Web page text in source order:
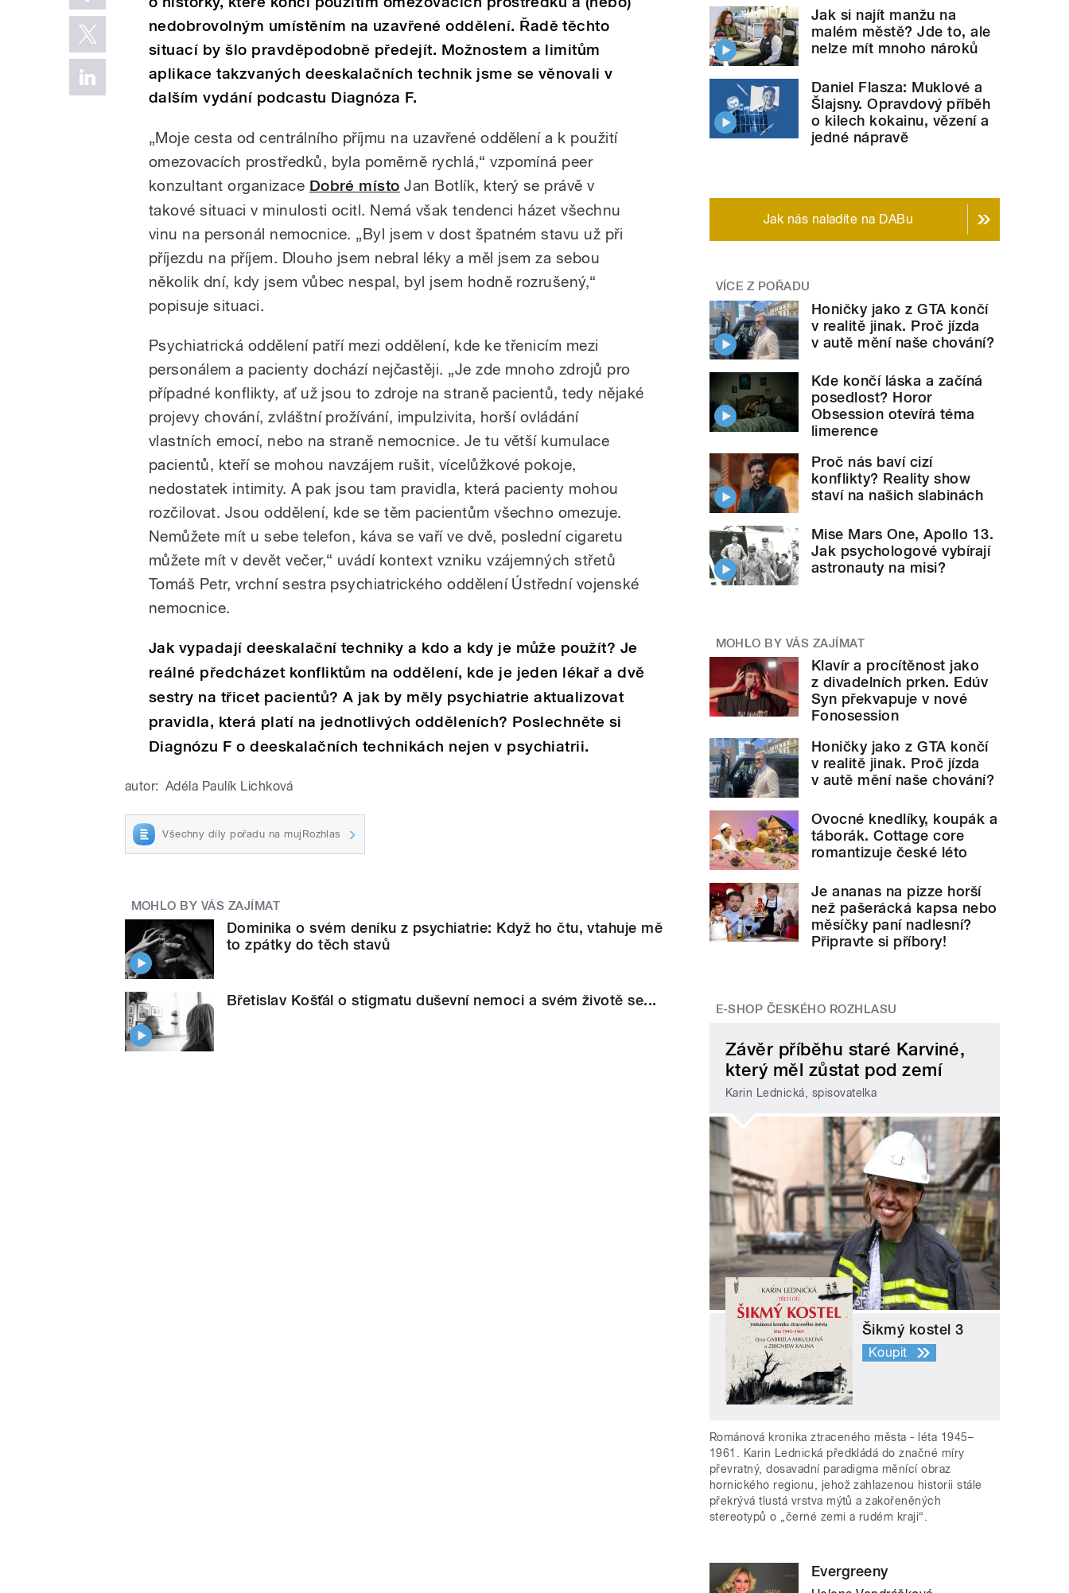
nedobrovolným umístěním na uzavřené oddělení. Řadě těchto
situací by šlo pravděpodobně předejít. Možnostem a limitům
aplikace takzvaných deeskalačních technik jsme se věnovali v
dalším vydání podcastu Diagnóza F.
„Moje cesta od centrálního příjmu na uzavřené oddělení a k použití
omezovacích prostředků, byla poměrně rychlá,“ vzpomíná peer
konzultant organizace Dobré místo Jan Botlík, který se právě v
takové situaci v minulosti ocitl. Nemá však tendenci házet všechnu
vinu na personál nemocnice. „Byl jsem v dost špatném stavu už při
příjezdu na příjem. Dlouho jsem nebral léky a měl jsem za sebou
několik dní, kdy jsem vůbec nespal, byl jsem hodně rozrušený,“
popisuje situaci.
Psychiatrická oddělení patří mezi oddělení, kde ke třenicím mezi
personálem a pacienty dochází nejčastěji. „Je zde mnoho zdrojů pro
případné konflikty, ať už jsou to zdroje na straně pacientů, tedy nějaké
projevy chování, zvláštní prožívání, impulzivita, horší ovládání
vlastních emocí, nebo na straně nemocnice. Je tu větší kumulace
pacientů, kteří se mohou navzájem rušit, vícelůžkové pokoje,
nedostatek intimity. A pak jsou tam pravidla, která pacienty mohou
rozčilovat. Jsou oddělení, kde se těm pacientům všechno omezuje.
Nemůžete mít u sebe telefon, káva se vaří ve dvě, poslední cigaretu
můžete mít v devět večer,“ uvádí kontext vzniku vzájemných střetů
Tomáš Petr, vrchní sestra psychiatrického oddělení Ústřední vojenské
nemocnice.
Jak vypadají deeskalační techniky a kdo a kdy je může použít? Je
reálné předcházet konfliktům na oddělení, kde je jeden lékař a dvě
sestry na třicet pacientů? A jak by měly psychiatrie aktualizovat
pravidla, která platí na jednotlivých odděleních? Poslechněte si
Diagnózu F o deeskalačních technikách nejen v psychiatrii.
autor: Adéla Paulík Lichková
Všechny díly pořadu na mujRozhlas
MOHLO BY VÁS ZAJÍMAT
Dominika o svém deníku z psychiatrie: Když ho čtu, vtahuje mě
to zpátky do těch stavů
Břetislav Košťál o stigmatu duševní nemoci a svém životě se...
Jak si najít manžu na
malém městě? Jde to, ale
nelze mít mnoho nároků
Daniel Flasza: Muklové a
Šlajsny. Opravdový příběh
o kilech kokainu, vězení a
jedné nápravě
Jak nás naladíte na DABu
VÍCE Z POŘADU
Honičky jako z GTA končí
v realitě jinak. Proč jízda
v autě mění naše chování?
Kde končí láska a začíná
posedlost? Horor
Obsession otevírá téma
limerence
Proč nás baví cizí
konflikty? Reality show
staví na našich slabinách
Mise Mars One, Apollo 13.
Jak psychologové vybírají
astronauty na misi?
MOHLO BY VÁS ZAJÍMAT
Klavír a procítěnost jako
z divadelních prken. Edúv
Syn překvapuje v nové
Fonosession
Honičky jako z GTA končí
v realitě jinak. Proč jízda
v autě mění naše chování?
Ovocné knedlíky, koupák a
táborák. Cottage core
romantizuje české léto
Je ananas na pizze horší
než pašerácká kapsa nebo
měsíčky paní nadlesní?
Připravte si příbory!
E-SHOP ČESKÉHO ROZHLASU
Závěr příběhu staré Karviné,
který měl zůstat pod zemí
Karin Lednická, spisovatelka
Šikmý kostel 3
Koupit
Románová kronika ztraceného města - léta 1945–
1961. Karin Lednická předkládá do značné míry
převratný, dosavadní paradigma měnící obraz
hornického regionu, jehož zahlazenou historii stále
překrývá tlustá vrstva mýtů a zakořeněných
stereotypů o „černé zemi a rudém kraji“.
Evergreeny